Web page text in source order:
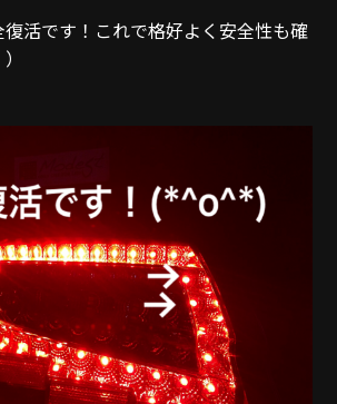
活です！これで格好よく安全性も確